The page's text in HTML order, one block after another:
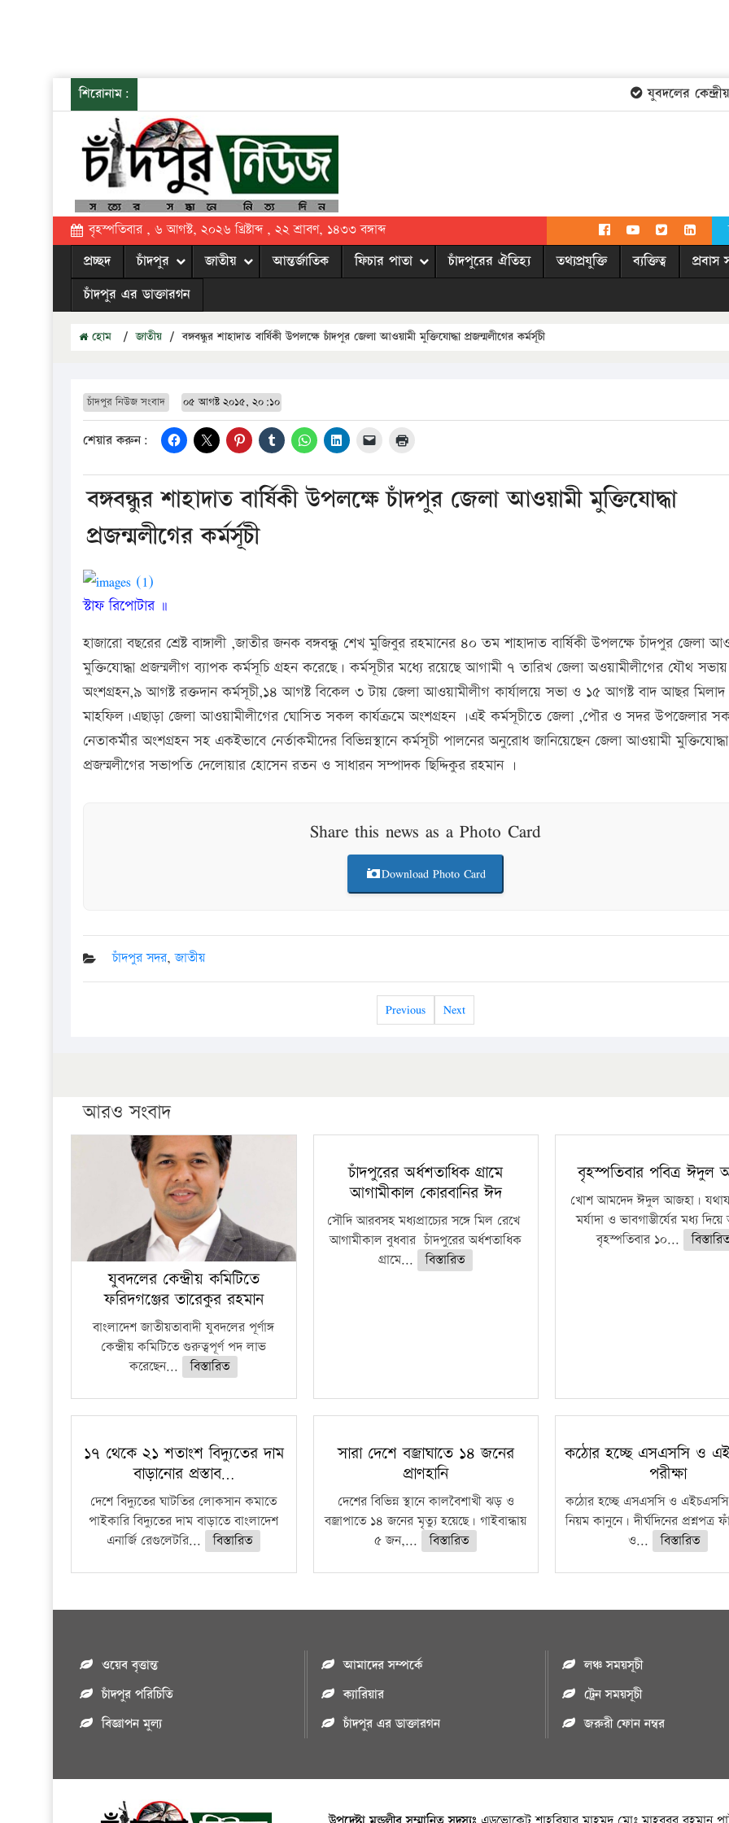
শিরোনাম: যুবদলের কেন্দ্রীয়
বৃহস্পতিবার , ৬ আগস্ট, ২০২৬ খ্রিষ্টাব্দ , ২২ শ্রাবণ, ১৪৩৩ বঙ্গাব্দ
প্রচ্ছদ চাঁদপুর জাতীয় আন্তর্জাতিক ফিচার পাতা চাঁদপুরের ঐতিহ্য তথ্যপ্রযুক্তি ব্যক্তিত্ব প্রবাস
চাঁদপুর এর ডাক্তারগন
হোম / জাতীয় / বঙ্গবন্ধুর শাহাদাত বার্ষিকী উপলক্ষে চাঁদপুর জেলা আওয়ামী মুক্তিযোদ্ধা প্রজন্মলীগের কর্মর্সূচী
চাঁদপুর নিউজ সংবাদ ০৫ আগষ্ট ২০১৫, ২০:১০
শেয়ার করুন:
বঙ্গবন্ধুর শাহাদাত বার্ষিকী উপলক্ষে চাঁদপুর জেলা আওয়ামী মুক্তিযোদ্ধা
প্রজন্মলীগের কর্মর্সূচী
স্টাফ রিপোটার ॥
হাজারো বছরের শ্রেষ্ট বাঙ্গালী ,জাতীর জনক বঙ্গবন্ধু শেখ মুজিবুর রহমানের ৪০ তম শাহাদাত বার্ষিকী উপলক্ষে চাঁদপুর জেলা
মুক্তিযোদ্ধা প্রজন্মলীগ ব্যাপক কর্মসূচি গ্রহন করেছে। কর্মসূচীর মধ্যে রয়েছে আগামী ৭ তারিখ জেলা অওয়ামীলীগের যৌথ সভায়
অংশগ্রহন,৯ আগষ্ট রক্তদান কর্মসূচী,১৪ আগষ্ট বিকেল ৩ টায় জেলা আওয়ামীলীগ কার্যালয়ে সভা ও ১৫ আগষ্ট বাদ আছর মিলাদ
মাহফিল।এছাড়া জেলা আওয়ামীলীগের ঘোসিত সকল কার্যক্রমে অংশগ্রহন ।এই কর্মসূচীতে জেলা ,পৌর ও সদর উপজেলার
নেতাকর্মৗর অংশগ্রহন সহ একইভাবে নের্তাকমীদের বিভিন্নস্থানে কর্মসূচী পালনের অনুরোধ জানিয়েছেন জেলা আওয়ামী মুক্তিযোদ্ধা
প্রজন্মলীগের সভাপতি দেলোয়ার হোসেন রতন ও সাধারন সম্পাদক ছিদ্দিকুর রহমান ।
Share this news as a Photo Card
Download Photo Card
চাঁদপুর সদর,জাতীয়
Previous Next
আরও সংবাদ
যুবদলের কেন্দ্রীয় কমিটিতে
ফরিদগঞ্জের তারেকুর রহমান
বাংলাদেশ জাতীয়তাবাদী যুবদলের পূর্ণাঙ্গ
কেন্দ্রীয় কমিটিতে গুরুত্বপূর্ণ পদ লাভ
করেছেন...
বিস্তারিত
চাঁদপুরের অর্ধশতাধিক গ্রামে
আগামীকাল কোরবানির ঈদ
সৌদি আরবসহ মধ্যপ্রাচ্যের সঙ্গে মিল রেখে
আগামীকাল বুধবার চাঁদপুরের অর্ধশতাধিক
গ্রামে...
বিস্তারিত
বৃহস্পতিবার পবিত্র ঈদুল
খোশ আমদেদ ঈদুল আজহা।
মর্যাদা ও ভাবগাম্ভীর্যের মধ্য
বৃহস্পতিবার ১০...
১৭ থেকে ২১ শতাংশ বিদ্যুতের দাম
বাড়ানোর প্রস্তাব…
দেশে বিদ্যুতের ঘাটতির লোকসান কমাতে
পাইকারি বিদ্যুতের দাম বাড়াতে বাংলাদেশ
এনার্জি রেগুলেটরি...
বিস্তারিত
সারা দেশে বজ্রাঘাতে ১৪ জনের
প্রাণহানি
দেশের বিভিন্ন স্থানে কালবৈশাখী ঝড় ও
বজ্রাপাতে ১৪ জনের মৃত্যু হয়েছে। গাইবান্ধায়
৫ জন,...
বিস্তারিত
কঠোর হচ্ছে এসএসসি ও
পরীক্ষা
কঠোর হচ্ছে এসএসসি ও এইচএসসি
নিয়ম কানুনে। দীর্ঘদিনের
ও...
বিস্তারিত
ওয়েব বৃত্তান্ত
চাঁদপুর পরিচিতি
বিজ্ঞাপন মুল্য
আমাদের সম্পর্কে
ক্যারিয়ার
চাঁদপুর এর ডাক্তারগন
লঞ্চ সময়সূচী
ট্রেন সময়সূচী
জরুরী ফোন নম্বর